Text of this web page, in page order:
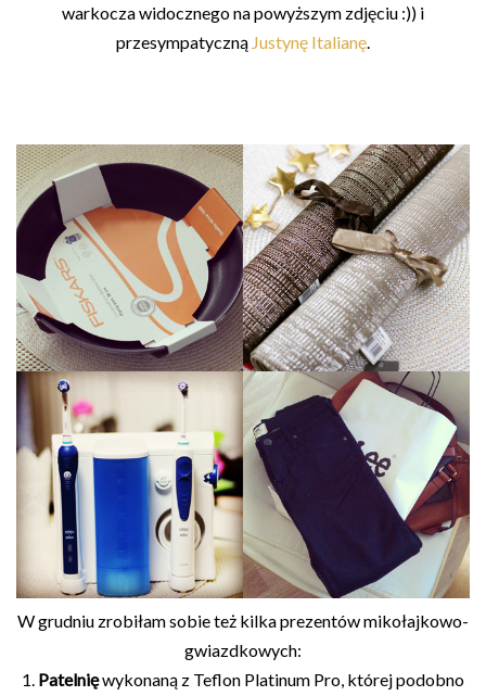
warkocza widocznego na powyższym zdjęciu :)) i
przesympatyczną Justynę Italianę.
W grudniu zrobiłam sobie też kilka prezentów mikołajkowo-
gwiazdkowych:
1. Patelnięwykonaną z Teflon Platinum Pro, której podobno